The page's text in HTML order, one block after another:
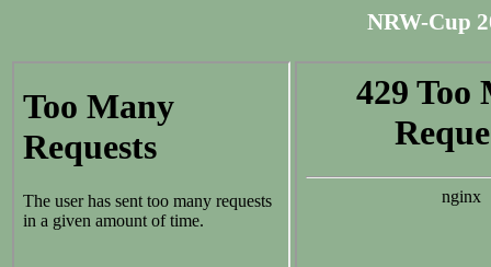
NRW-Cup